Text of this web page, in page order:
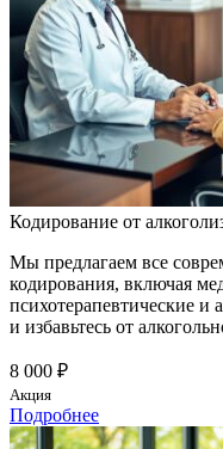
Кодирование от
Мы предлагаем все
кодирования, включая
психотерапевтические и
и избавьтесь от
8 000 ₽
Акция
Подробнее